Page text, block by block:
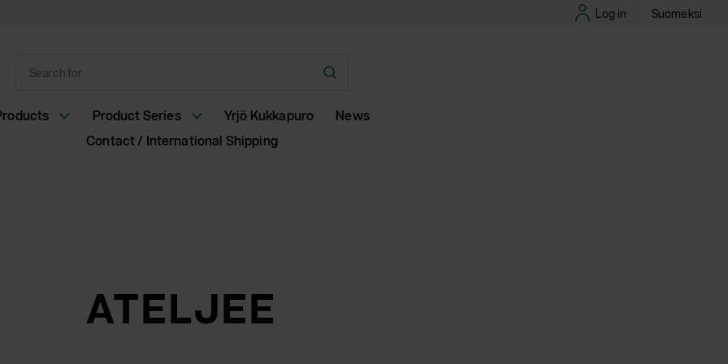
Log in Suomeksi
term
Submit
Product Series Yrjö Kukkapuro
News
Contact / International Shipping
ATELJEE